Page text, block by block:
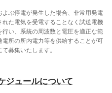
ぶ停電が発生した場合、非常用発電
た電気を受電することなく試送電機
い、系統の周波数と電圧を適正な範
所の所内電力等を供給することが可
募集いたします。
ジュールについて